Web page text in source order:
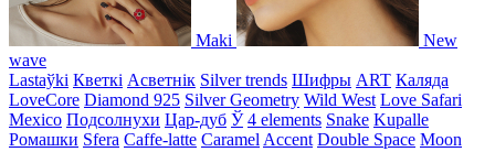
Maki
New
wave
Lastaўki Кветкі Асветнiк Silver trends Шифры ART Каляда
LoveCore Diamond 925 Silver Geometry Wild West Love Safari
Mexico Подсолнухи Цар-дуб Ў 4 elements Snake Kupalle
Ромашки Sfera Caffe-latte Caramel Accent Double Space Moon